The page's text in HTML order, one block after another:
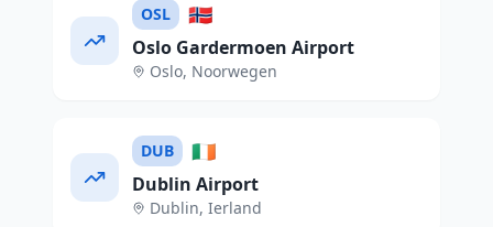
OSL 🇳🇴
Oslo Gardermoen Airport
Oslo, Noorwegen
DUB 🇮🇪
Dublin Airport
Dublin, Ierland